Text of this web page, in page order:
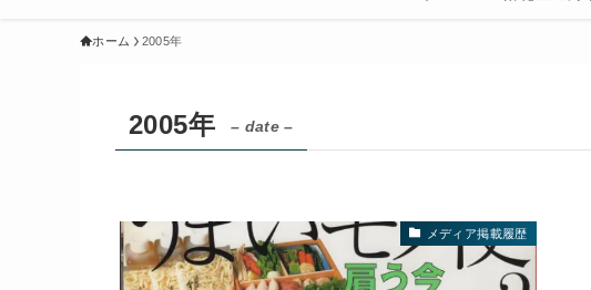
ホーム 2005年
2005年 – date –
メディア掲載履歴